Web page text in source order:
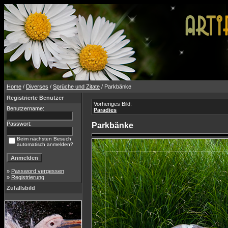
Home / Diverses / Sprüche und Zitate / Parkbänke
Registrierte Benutzer
Benutzername:
Passwort:
Beim nächsten Besuch
automatisch anmelden?
» Password vergessen
» Registrierung
Zufallsbild
Vorheriges Bild:
Paradies
Parkbänke